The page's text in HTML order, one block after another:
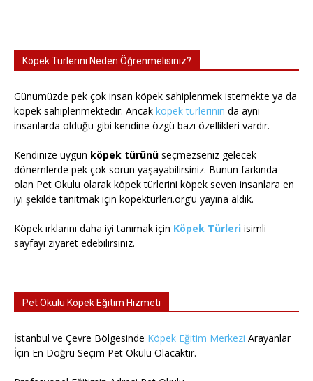
Köpek Türlerini Neden Öğrenmelisiniz?
Günümüzde pek çok insan köpek sahiplenmek istemekte ya da
köpek sahiplenmektedir. Ancak köpek türlerinin da aynı
insanlarda olduğu gibi kendine özgü bazı özellikleri vardır.
Kendinize uygun köpek türünü seçmezseniz gelecek
dönemlerde pek çok sorun yaşayabilirsiniz. Bunun farkında
olan Pet Okulu olarak köpek türlerini köpek seven insanlara en
iyi şekilde tanıtmak için kopekturleri.org’u yayına aldık.
Köpek ırklarını daha iyi tanımak için Köpek Türleri isimli
sayfayı ziyaret edebilirsiniz.
Pet Okulu Köpek Eğitim Hizmeti
İstanbul ve Çevre Bölgesinde Köpek Eğitim Merkezi Arayanlar
İçin En Doğru Seçim Pet Okulu Olacaktır.